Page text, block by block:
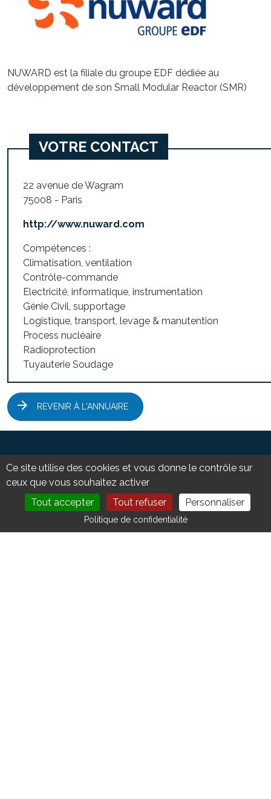
DEVENIR MEMBRE NOUS CONTACTER
NUWARD est la filiale du groupe EDF dédiée au
développement de son Small Modular Reactor (SMR)
VOTRE CONTACT
22 avenue de Wagram
75008 - Paris
http://www.nuward.com
Compétences :
Climatisation, ventilation
Contrôle-commande
Electricité, informatique, instrumentation
Génie Civil, supportage
Logistique, transport, levage & manutention
Process nucléaire
Radioprotection
Tuyauterie Soudage
REVENIR À L'ANNUAIRE
Ce site utilise des cookies et vous donne le contrôle sur
ceux que vous souhaitez activer
Tout accepter
Tout refuser Personnaliser
Politique de confidentialité